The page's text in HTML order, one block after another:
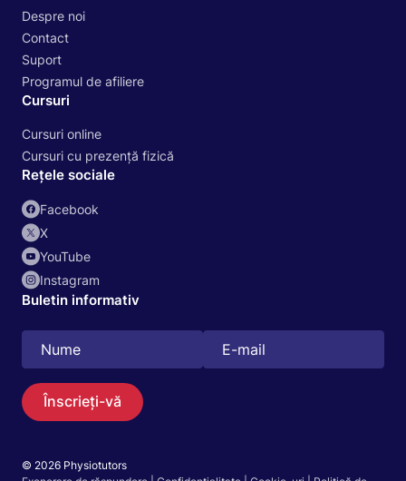
Despre noi
Contact
Suport
Programul de afiliere
Cursuri
Cursuri online
Cursuri cu prezență fizică
Rețele sociale
Facebook
X
YouTube
Instagram
Buletin informativ
Înscrieți-vă
© 2026 Physiotutors